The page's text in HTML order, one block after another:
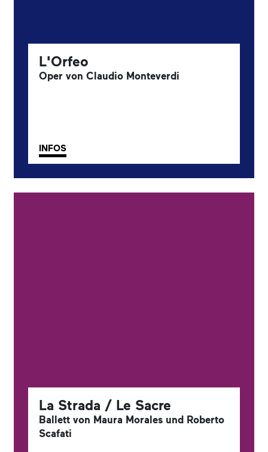
L'Orfeo
Oper von Claudio Monteverdi
INFOS
La Strada / Le Sacre
Ballett von Maura Morales und Roberto
Scafati